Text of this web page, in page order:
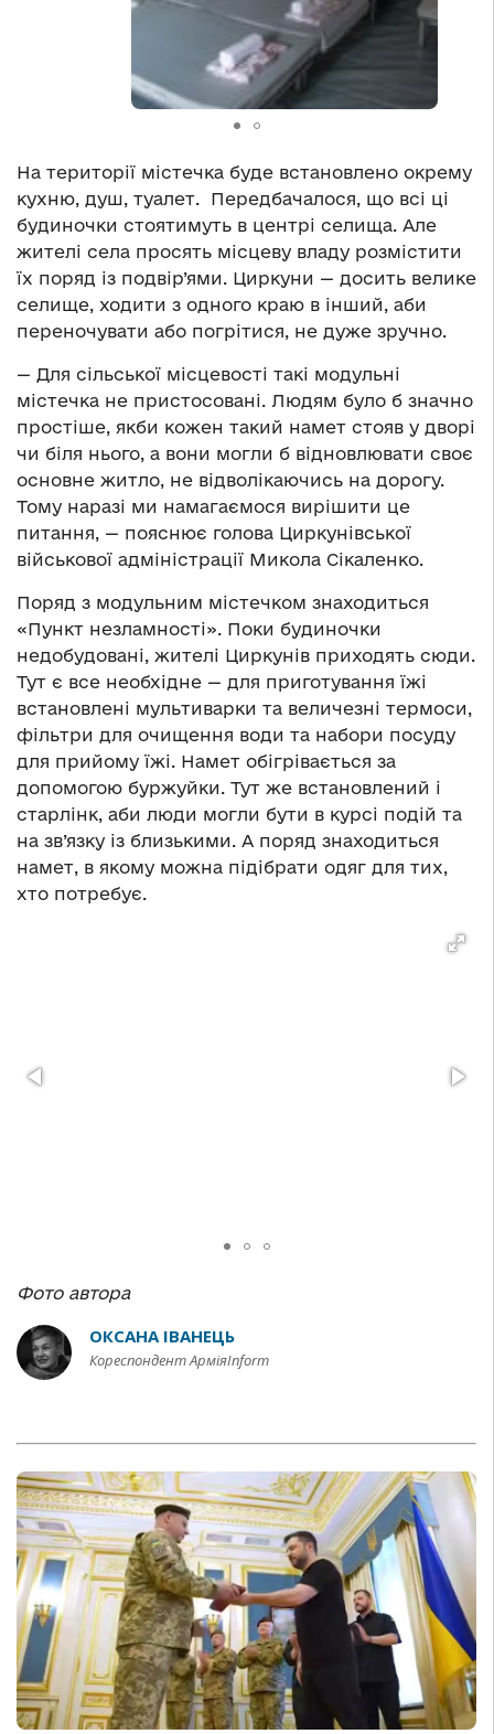
На території містечка буде встановлено окрему
кухню, душ, туалет. Передбачалося, що всі ці
будиночки стоятимуть в центрі селища. Але
жителі села просять місцеву владу розмістити
їх поряд із подвір’ями. Циркуни — досить велике
селище, ходити з одного краю в інший, аби
переночувати або погрітися, не дуже зручно.
— Для сільської місцевості такі модульні
містечка не пристосовані. Людям було б значно
простіше, якби кожен такий намет стояв у дворі
чи біля нього, а вони могли б відновлювати своє
основне житло, не відволікаючись на дорогу.
Тому наразі ми намагаємося вирішити це
питання, — пояснює голова Циркунівської
військової адміністрації Микола Сікаленко.
Поряд з модульним містечком знаходиться
«Пункт незламності». Поки будиночки
недобудовані, жителі Циркунів приходять сюди.
Тут є все необхідне — для приготування їжі
встановлені мультиварки та величезні термоси,
фільтри для очищення води та набори посуду
для прийому їжі. Намет обігрівається за
допомогою буржуйки. Тут же встановлений і
старлінк, аби люди могли бути в курсі подій та
на зв’язку із близькими. А поряд знаходиться
намет, в якому можна підібрати одяг для тих,
хто потребує.
Фото автора
ОКСАНА ІВАНЕЦЬ
Кореспондент АрміяInform